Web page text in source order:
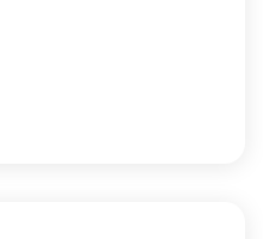
points de situation,
12h00 puis à
rouge.